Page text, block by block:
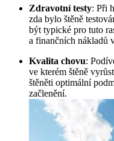
Zdravotní testy: Při
zda bylo štěně
být typické pro tuto
a finančních nákladů
Kvalita chovu:
ve kterém štěně
štěněti optimální
začlenění.